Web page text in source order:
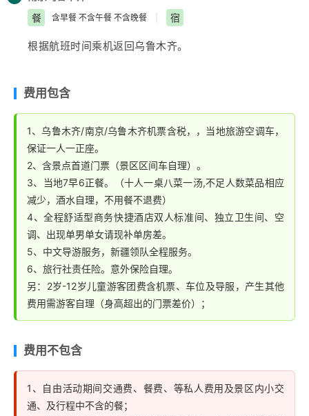
迎的米奇、米妮、蜘蛛侠、钢铁侠、蝙蝠侠、
的经典角色互动，店铺中心高达5.855米的迪士尼神奇王
国城堡，每隔一小时上演一场音乐投影秀。是迪士尼迷不
餐
含早餐 不含午餐 不含晚餐 宿
根据航班时间乘机返回乌鲁木齐。
费用包含
1、乌鲁木齐/南京/乌鲁木齐机票含税，，当地旅游空调车，
保证一人一正座。
2、含景点首道门票（景区区间车自理）。
3、当地7早6正餐。（十人一桌八菜一汤,不足人数菜品相应
减少，酒水自理，不用餐不退费）
4、全程舒适型商务快捷酒店双人标准间、独立卫生间、空
调、出现单男单女请现补单房差。
5、中文导游服务，新疆领队全程服务。
6、旅行社责任险。意外保险自理。
另：2岁-12岁儿童游客团费含机票、车位及导服，产生其他
费用需游客自理（身高超出的门票差价）；
费用不包含
1、自由活动期间交通费、餐费、等私人费用及景区内小交
通、及行程中不含的餐；